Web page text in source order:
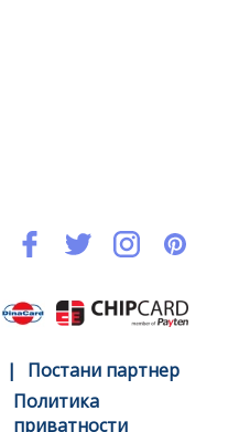
|
Постани партнер
Политика
приватности